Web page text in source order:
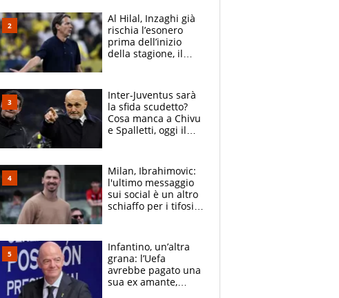
finale
Al Hilal, Inzaghi già
rischia l’esonero
prima dell’inizio
della stagione, il
Inter-Juventus sarà
la sfida scudetto?
Cosa manca a Chivu
e Spalletti, oggi il
Milan, Ibrahimovic:
l'ultimo messaggio
sui social è un altro
schiaffo per i tifosi
Infantino, un’altra
grana: l’Uefa
avrebbe pagato una
sua ex amante,